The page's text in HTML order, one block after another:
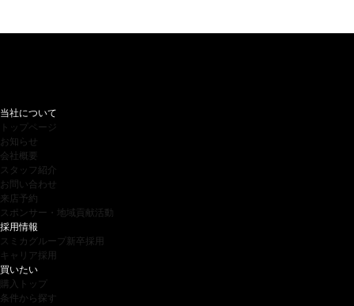
当社について
トップページ
お知らせ
会社概要
スタッフ紹介
お問い合わせ
来店予約
スポンサー・地域貢献活動
採用情報
スミカグループ新卒採用
キャリア採用
買いたい
購入トップ
条件から探す